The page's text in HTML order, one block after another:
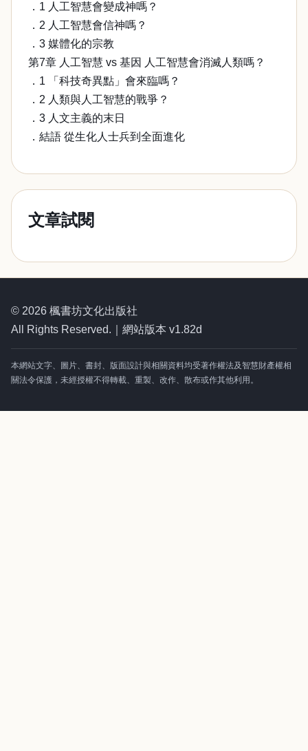
．1 人工智慧會變成神嗎？
．2 人工智慧會信神嗎？
．3 媒體化的宗教
第7章 人工智慧 vs 基因 人工智慧會消滅人類嗎？
．1 「科技奇異點」會來臨嗎？
．2 人類與人工智慧的戰爭？
．3 人文主義的末日
．結語 從生化人士兵到全面進化
文章試閱
© 2026 楓書坊文化出版社
All Rights Reserved.｜網站版本 v1.82d
本網站文字、圖片、書封、版面設計與相關資料均受著作權法及智慧財產權相
關法令保護，未經授權不得轉載、重製、改作、散布或作其他利用。